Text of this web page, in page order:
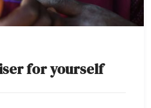
for yourself